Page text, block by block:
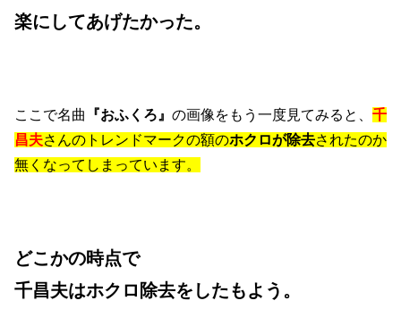
楽にしてあげたかった。
ここで名曲 『おふくろ』 の画像をもう一度見てみると、 千
昌夫さんのトレンドマークの額のホクロが除去されたのか
無くなってしまっています。
どこかの時点で
千昌夫はホクロ除去をしたもよう。